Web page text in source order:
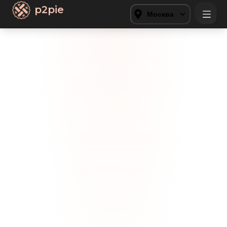
p2pie Москва